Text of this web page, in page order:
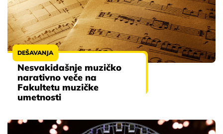
DEŠAVANJA
Nesvakidašnje muzičko
narativno veče na
Fakultetu muzičke
umetnosti